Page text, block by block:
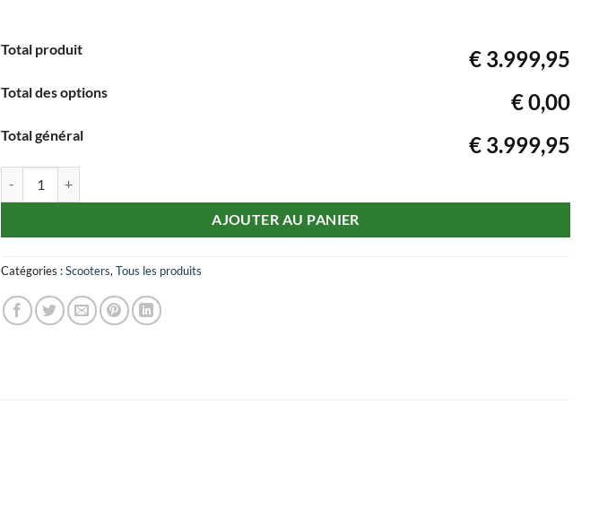
Total produit € 3.999,95
Total des options € 0,00
Total général € 3.999,95
AJOUTER AU PANIER
Catégories :Scooters, Tous les produits